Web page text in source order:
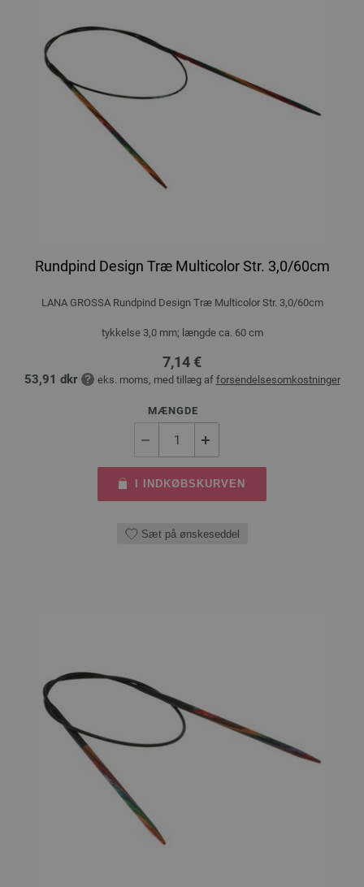
Rundpind Design Træ Multicolor Str. 3,0/60cm
LANA GROSSA Rundpind Design Træ Multicolor Str. 3,0/60cm
tykkelse 3,0 mm; længde ca. 60 cm
7,14 €
53,91 dkr eks. moms, med tillæg af forsendelsesomkostninger
MÆNGDE
I INDKØBSKURVEN
Sæt på ønskeseddel